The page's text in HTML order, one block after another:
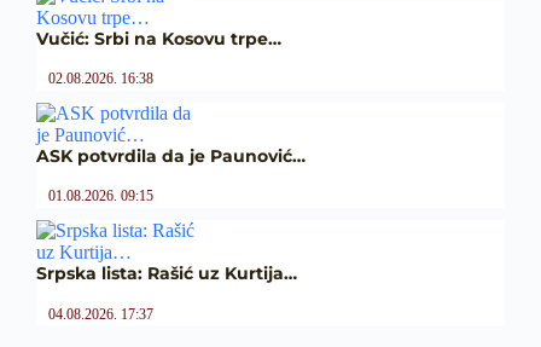
Vučić: Srbi na Kosovu trpe…
02.08.2026. 16:38
ASK potvrdila da je Paunović…
01.08.2026. 09:15
Srpska lista: Rašić uz Kurtija…
04.08.2026. 17:37